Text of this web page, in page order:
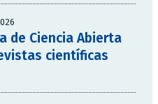
de Ciencia Abierta
científicas